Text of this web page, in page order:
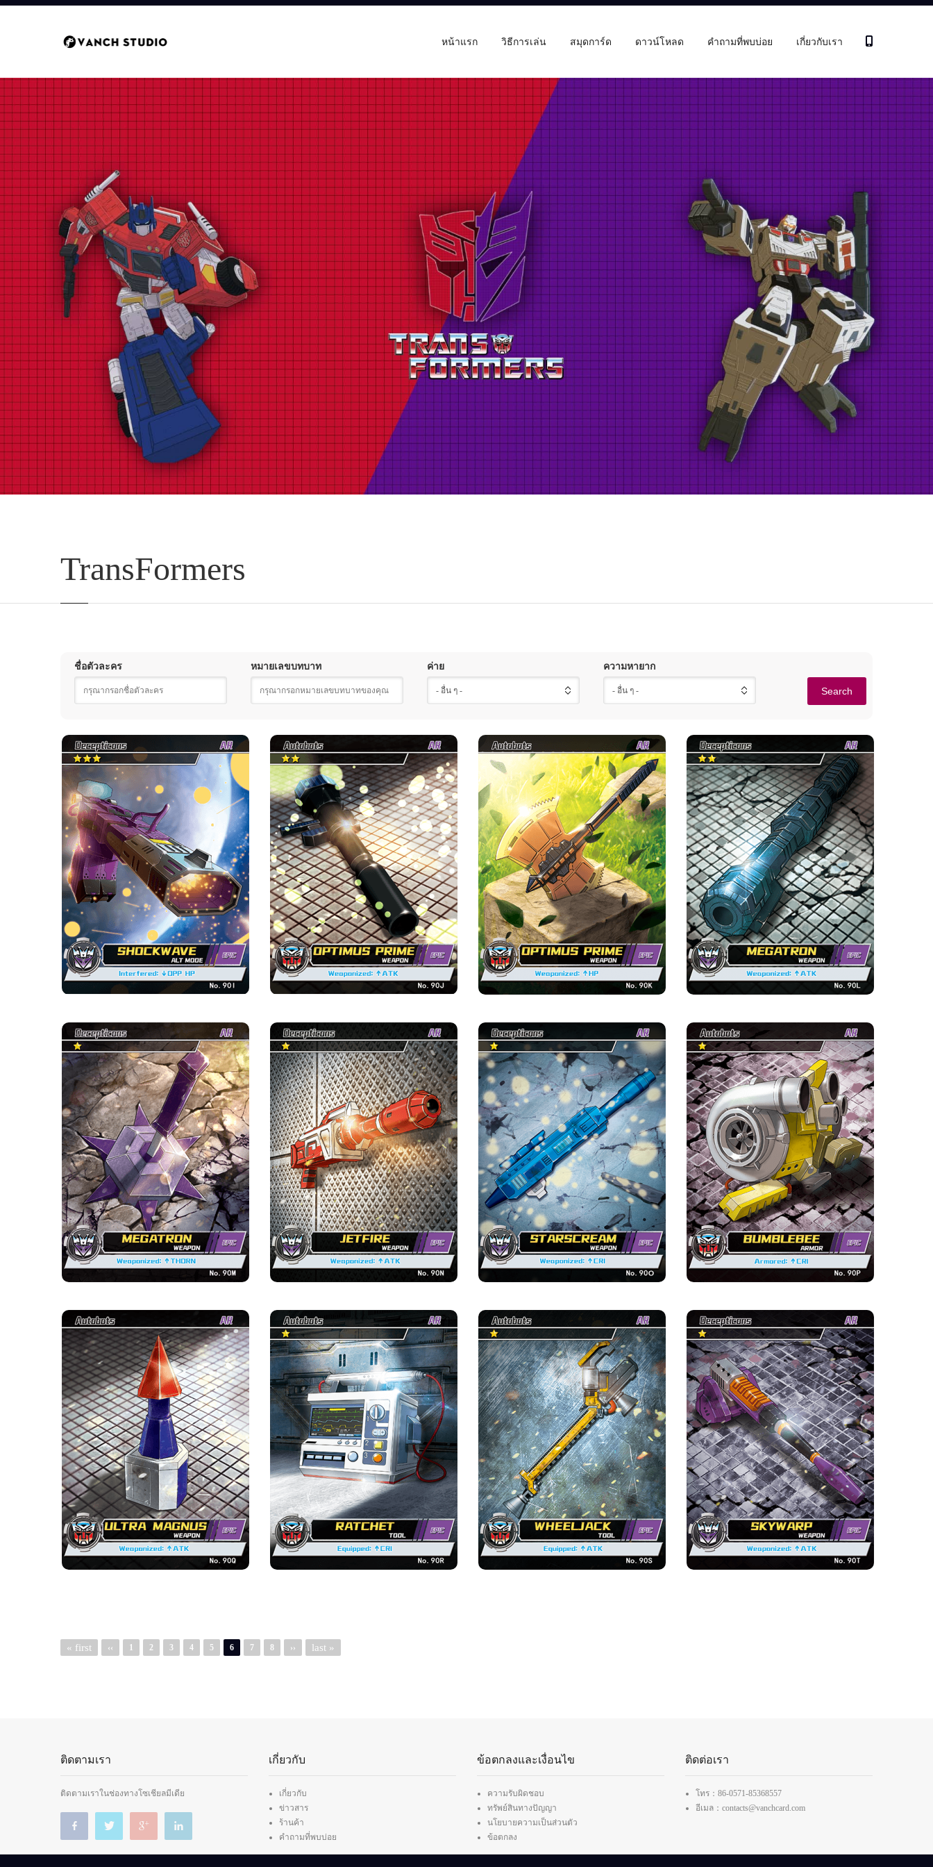
หน้าแรก วิธีการเล่น สมุดการ์ด ดาวน์โหลด คำถามที่พบบ่อย เกี่ยวกับเรา
TransFormers
ชื่อตัวละคร หมายเลขบทบาท ค่าย
- อื่น ๆ -
ความหายาก
- อื่น ๆ -
ช็อคเวฟ·โหมดทางเลือก
ค่าย
ดิเซปติคอน
ความหายาก
มหากาพย์
ความแข็งแกร่ง จุด
สาม ความแข็งแกร่ง จุด
ข้อมูลเบื้องต้นเกี่ยวกับการ์ด
โอกาส : เพิ่มเลือด
คำอธิบายทักษะ
★ช็อคเวฟ：ปริมาณเลือดของฝ่ายตรงข้าม
คนต่อไปจะลดลง 30%
ออพติมัส ไพรม์·อาวุธ
ค่าย
ออโต้บอท
ความหายาก
มหากาพย์
ความแข็งแกร่ง จุด
สอง ความแข็งแกร่ง จุด
ข้อมูลเบื้องต้นเกี่ยวกับการ์ด
อาวุธ : ใช้โจมตี
ออพติมัส ไพรม์·อาวุธ
ค่าย
ออโต้บอท
ความหายาก
มหากาพย์
ข้อมูลเบื้องต้นเกี่ยวกับการ์ด
อาวุธ : ใช้เพิ่มเลือด
เมกะทรอน·อาวุธ
ค่าย
ดิเซปติคอน
ความหายาก
มหากาพย์
ความแข็งแกร่ง จุด
สอง ความแข็งแกร่ง จุด
ข้อมูลเบื้องต้นเกี่ยวกับการ์ด
อาวุธ : ใช้โจมตี
เจ็ทไฟร์·อาวุธ
ค่าย
ดิเซปติคอน
ความหายาก
มหากาพย์
ความแข็งแกร่ง จุด
หนึ่ง ความแข็งแกร่ง จุด
ข้อมูลเบื้องต้นเกี่ยวกับการ์ด
อาวุธ : ใช้โจมตี
เจ็ทไฟร์·อาวุธ
ค่าย
ดิเซปติคอน
ความหายาก
มหากาพย์
ความแข็งแกร่ง จุด
หนึ่ง ความแข็งแกร่ง จุด
ข้อมูลเบื้องต้นเกี่ยวกับการ์ด
อาวุธ : ใช้โจมตี
สตาร์สกรีม·อาวุธ
ค่าย
ดิเซปติคอน
ความหายาก
มหากาพย์
ความแข็งแกร่ง จุด
หนึ่ง ความแข็งแกร่ง จุด
ข้อมูลเบื้องต้นเกี่ยวกับการ์ด
อาวุธ : โจมตีจุดตาย
บัมเบิ้ลบี·เกราะ
ค่าย
ออโต้บอท
ความหายาก
มหากาพย์
ความแข็งแกร่ง จุด
หนึ่ง ความแข็งแกร่ง จุด
ข้อมูลเบื้องต้นเกี่ยวกับการ์ด
เกราะ : ความเสียหายจุดตาย
อัลตร้า แมกนัส·อาวุธ
ค่าย
ออโต้บอท
ความหายาก
มหากาพย์
ข้อมูลเบื้องต้นเกี่ยวกับการ์ด
อาวุธ : ใช้โจมตี
แรทเช็ต·เครื่องมือ
ค่าย
ออโต้บอท
ความหายาก
มหากาพย์
ความแข็งแกร่ง จุด
หนึ่ง ความแข็งแกร่ง จุด
ข้อมูลเบื้องต้นเกี่ยวกับการ์ด
เครื่องมือ : โจมตีจุดตาย
วีลแจ็ค·เครื่องมือ
ค่าย
ออโต้บอท
ความหายาก
มหากาพย์
ความแข็งแกร่ง จุด
หนึ่ง ความแข็งแกร่ง จุด
ข้อมูลเบื้องต้นเกี่ยวกับการ์ด
เครื่องมือ : ใช้โจมตี
สกายวาร์ป·อาวุธ
ค่าย
ดิเซปติคอน
ความหายาก
มหากาพย์
ความแข็งแกร่ง จุด
หนึ่ง ความแข็งแกร่ง จุด
ข้อมูลเบื้องต้นเกี่ยวกับการ์ด
อาวุธ :ใช้โจมตี
หน้า
« first
หน้า
‹‹ Page
1 Page
2 Page
3 Page
4 Page
5 6 Page
7 Page
8
Next
››
Last
last »
ติดตามเรา
ติดตามเราในช่องทางโซเชียลมีเดีย
เกี่ยวกับ
เกี่ยวกับ
ข่าวสาร
ร้านค้า
คำถามที่พบบ่อย
ข้อตกลงและเงื่อนไข
ความรับผิดชอบ
ทรัพย์สินทางปัญญา
นโยบายความเป็นส่วนตัว
ข้อตกลง
ติดต่อเรา
โทร：86-0571-85368557
อีเมล：contacts@vanchcard.com